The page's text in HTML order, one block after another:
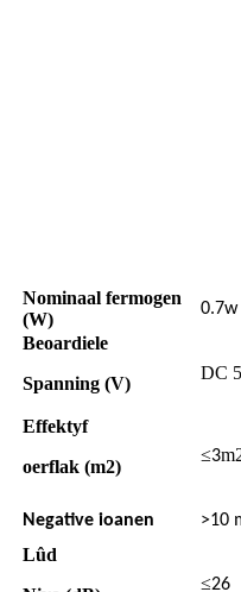
Nominaal fermogen
(W)
0.7w
Beoardiele
Spanning (V)
DC
Effektyf
oerflak (m2)
≤3
Negative ioanen >10
Lûd
≤26